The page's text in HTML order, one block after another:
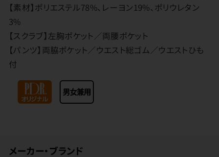
【素材】ポリエステル78%、レーヨン19%、ポリウレタン
3%
【スクラブ】左胸ポケット／両腰ポケット
【パンツ】両脇ポケット／ウエスト総ゴム／ウエストひも
付
メーカー・ブランド